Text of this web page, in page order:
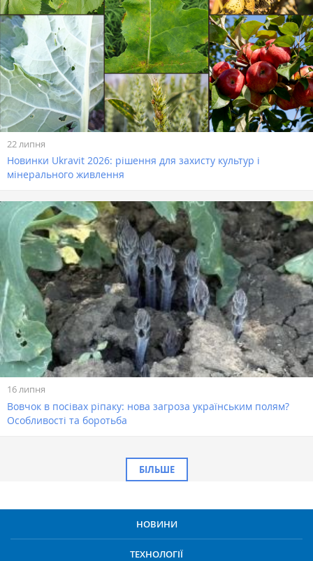
22 липня
Новинки Ukravit 2026: рішення для захисту культур і
мінерального живлення
16 липня
Вовчок в посівах ріпаку: нова загроза українським полям?
Особливості та боротьба
БІЛЬШЕ
НОВИНИ
ТЕХНОЛОГІЇ